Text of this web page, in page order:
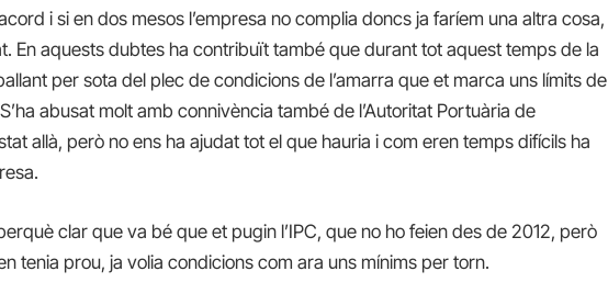
i si en dos mesos l’empresa no complia doncs ja faríem una altra cosa,
En aquests dubtes ha contribuït també que durant tot aquest temps de la
per sota del plec de condicions de l’amarra que et marca uns límits de
abusat molt amb connivència també de l’Autoritat Portuària de
allà, però no ens ha ajudat tot el que hauria i com eren temps difícils ha
clar que va bé que et pugin l’IPC, que no ho feien des de 2012, però
tenia prou, ja volia condicions com ara uns mínims per torn.